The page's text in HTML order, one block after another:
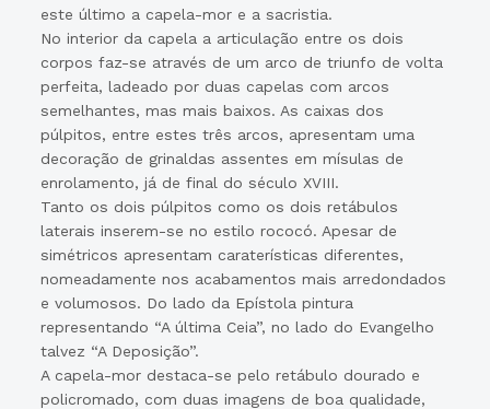
este último a capela-mor e a sacristia.
No interior da capela a articulação entre os dois
corpos faz-se através de um arco de triunfo de volta
perfeita, ladeado por duas capelas com arcos
semelhantes, mas mais baixos. As caixas dos
púlpitos, entre estes três arcos, apresentam uma
decoração de grinaldas assentes em mísulas de
enrolamento, já de final do século XVIII.
Tanto os dois púlpitos como os dois retábulos
laterais inserem-se no estilo rococó. Apesar de
simétricos apresentam caraterísticas diferentes,
nomeadamente nos acabamentos mais arredondados
e volumosos. Do lado da Epístola pintura
representando “A última Ceia”, no lado do Evangelho
talvez “A Deposição”.
A capela-mor destaca-se pelo retábulo dourado e
policromado, com duas imagens de boa qualidade,